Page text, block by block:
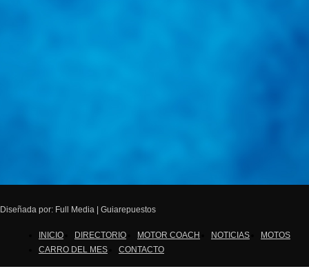
Diseñada por: Full Media | Guiarepuestos
INICIO DIRECTORIO MOTOR COACH NOTICIAS
MOTOS
CARRO DEL MES
CONTACTO